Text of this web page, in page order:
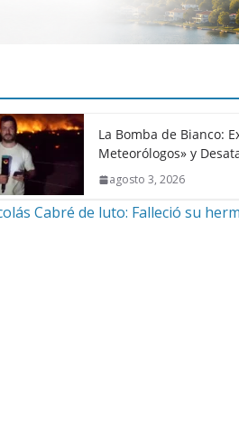
La Bomba de Bianco:
Meteorólogos» y
agosto 3, 2026